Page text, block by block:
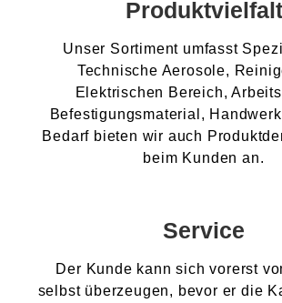
Produktvielfalt
Unser Sortiment umfasst
Technische Aerosole,
Elektrischen Bereich,
Befestigungsmaterial,
Bedarf bieten wir auch
beim Kunden an.
Service
Der Kunde kann sich vorerst
selbst überzeugen, bevor er die